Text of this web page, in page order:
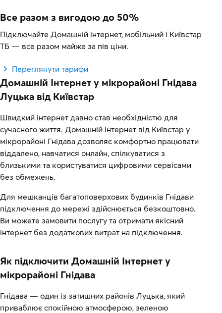
Все разом з вигодою до 50%
Підключайте Домашній інтернет, мобільний і Київстар
ТБ — все разом майже за пів ціни.
Переглянути тарифи
Домашній Інтернет у мікрорайоні Гнідава
Луцька від Київстар
Швидкий інтернет давно став необхідністю для
сучасного життя. Домашній Інтернет від Київстар у
мікрорайоні Гнідава дозволяє комфортно працювати
віддалено, навчатися онлайн, спілкуватися з
близькими та користуватися цифровими сервісами
без обмежень.
Для мешканців багатоповерхових будинків Гнідави
підключення до мережі здійснюється безкоштовно.
Ви можете замовити послугу та отримати якісний
інтернет без додаткових витрат на підключення.
Як підключити Домашній Інтернет у
мікрорайоні Гнідава
Гнідава — один із затишних районів Луцька, який
приваблює спокійною атмосферою, зеленою